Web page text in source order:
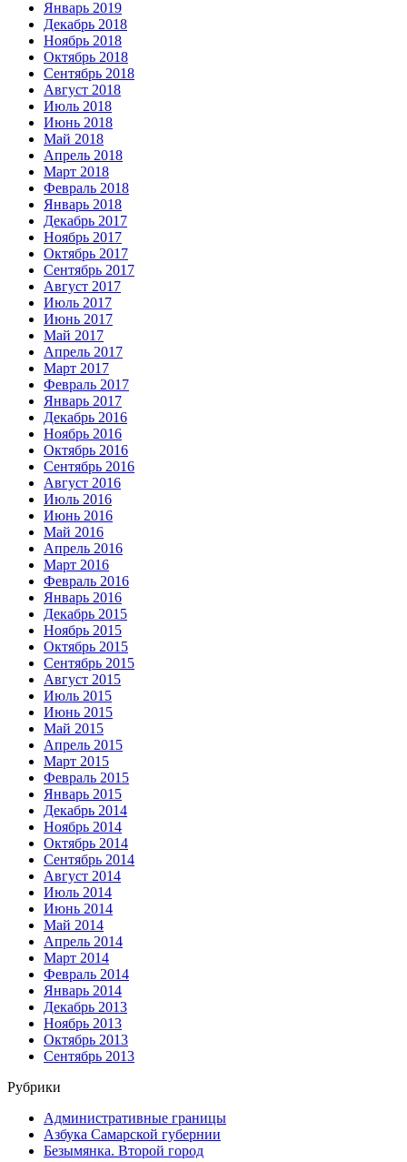
Январь 2019
Декабрь 2018
Ноябрь 2018
Октябрь 2018
Сентябрь 2018
Август 2018
Июль 2018
Июнь 2018
Май 2018
Апрель 2018
Март 2018
Февраль 2018
Январь 2018
Декабрь 2017
Ноябрь 2017
Октябрь 2017
Сентябрь 2017
Август 2017
Июль 2017
Июнь 2017
Май 2017
Апрель 2017
Март 2017
Февраль 2017
Январь 2017
Декабрь 2016
Ноябрь 2016
Октябрь 2016
Сентябрь 2016
Август 2016
Июль 2016
Июнь 2016
Май 2016
Апрель 2016
Март 2016
Февраль 2016
Январь 2016
Декабрь 2015
Ноябрь 2015
Октябрь 2015
Сентябрь 2015
Август 2015
Июль 2015
Июнь 2015
Май 2015
Апрель 2015
Март 2015
Февраль 2015
Январь 2015
Декабрь 2014
Ноябрь 2014
Октябрь 2014
Сентябрь 2014
Август 2014
Июль 2014
Июнь 2014
Май 2014
Апрель 2014
Март 2014
Февраль 2014
Январь 2014
Декабрь 2013
Ноябрь 2013
Октябрь 2013
Сентябрь 2013
Рубрики
Административные границы
Азбука Самарской губернии
Безымянка. Второй город